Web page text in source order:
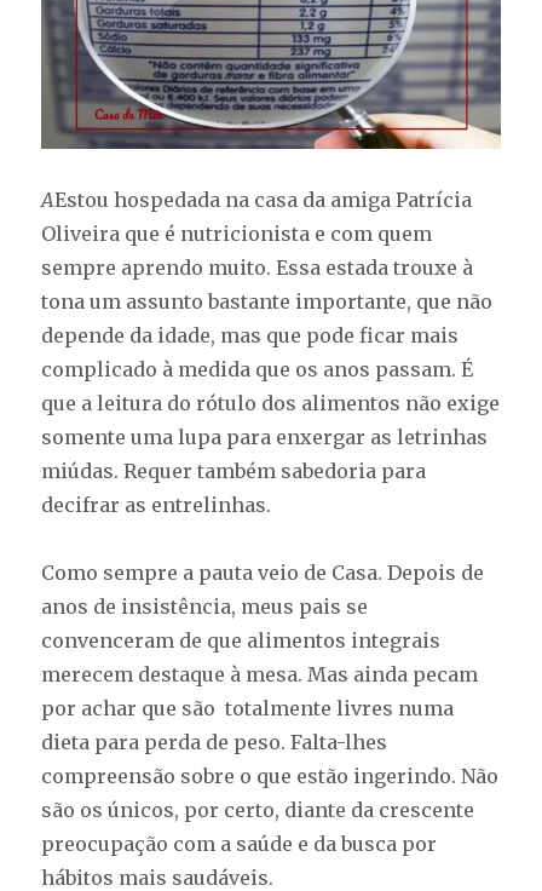
AEstou hospedada na casa da amiga Patrícia
Oliveira que é nutricionista e com quem
sempre aprendo muito. Essa estada trouxe à
tona um assunto bastante importante, que não
depende da idade, mas que pode ficar mais
complicado à medida que os anos passam. É
que a leitura do rótulo dos alimentos não exige
somente uma lupa para enxergar as letrinhas
miúdas. Requer também sabedoria para
decifrar as entrelinhas.
Como sempre a pauta veio de Casa. Depois de
anos de insistência, meus pais se
convenceram de que alimentos integrais
merecem destaque à mesa. Mas ainda pecam
por achar que são totalmente livres numa
dieta para perda de peso. Falta-lhes
compreensão sobre o que estão ingerindo. Não
são os únicos, por certo, diante da crescente
preocupação com a saúde e da busca por
hábitos mais saudáveis.